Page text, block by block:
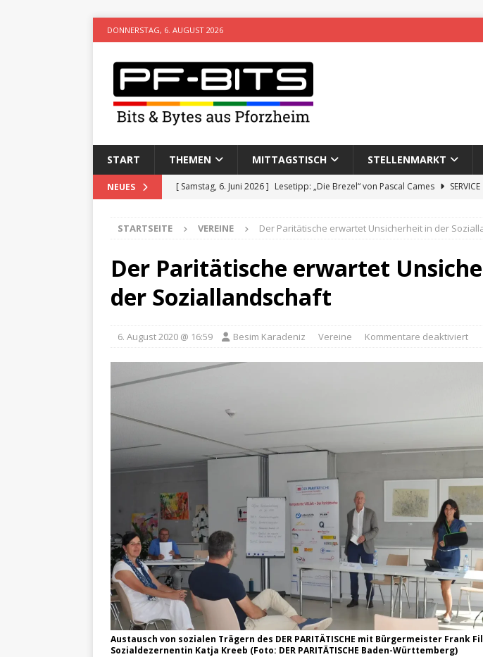
DONNERSTAG, 6. AUGUST 2026
START THEMEN MITTAGSTISCH STELLENMARKT
NEUES [ Samstag, 6. Juni 2026 ] Lesetipp: „Die Brezel“ von Pascal Cames
SERVICE
[ Sonntag, 15. Februar 2026 ] Aufzeichnung des 65. Fasnetsumzugs
VERANSTALTUNGEN
[ Mittwoch, 5. August 2026 ] Besim Karadeniz: Der Mann hinter PF-Bits lebt
STARTSEITE VEREINE Der Paritätische erwartet Unsicherheit in der
Der Paritätische erwartet
der Soziallandschaft
6. August 2020 @ 16:59 Besim Karadeniz Vereine Kommentare deaktiviert
Austausch von sozialen Trägern des DER PARITÄTISCHE mit Bürgermeister Frank
Sozialdezernentin Katja Kreeb (Foto: DER PARITÄTISCHE Baden-Württemberg)